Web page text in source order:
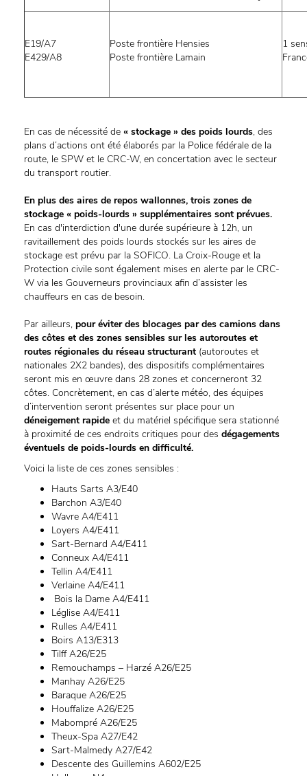
E19/A7
E429/A8
Poste frontière Hensies
Poste frontière Lamain
1
En cas de nécessité de « stockage » des poids lourds, des
plans d’actions ont été élaborés par la Police fédérale de la
route, le SPW et le CRC-W, en concertation avec le secteur
du transport routier.
En plus des aires de repos wallonnes, trois zones de
stockage « poids-lourds » supplémentaires sont prévues.
En cas d'interdiction d'une durée supérieure à 12h, un
ravitaillement des poids lourds stockés sur les aires de
stockage est prévu par la SOFICO. La Croix-Rouge et la
Protection civile sont également mises en alerte par le CRC-
W via les Gouverneurs provinciaux afin d’assister les
chauffeurs en cas de besoin.
Par ailleurs, pour éviter des blocages par des camions dans
des côtes et des zones sensibles sur les autoroutes et
routes régionales du réseau structurant (autoroutes et
nationales 2X2 bandes), des dispositifs complémentaires
seront mis en œuvre dans 28 zones et concerneront 32
côtes. Concrètement, en cas d’alerte météo, des équipes
d’intervention seront présentes sur place pour un
déneigement rapide et du matériel spécifique sera stationné
à proximité de ces endroits critiques pour des dégagements
éventuels de poids-lourds en difficulté.
Voici la liste de ces zones sensibles :
Hauts Sarts A3/E40
Barchon A3/E40
Wavre A4/E411
Loyers A4/E411
Sart-Bernard A4/E411
Conneux A4/E411
Tellin A4/E411
Verlaine A4/E411
Bois la Dame A4/E411
Léglise A4/E411
Rulles A4/E411
Boirs A13/E313
Tilff A26/E25
Remouchamps – Harzé A26/E25
Manhay A26/E25
Baraque A26/E25
Houffalize A26/E25
Mabompré A26/E25
Theux-Spa A27/E42
Sart-Malmedy A27/E42
Descente des Guillemins A602/E25